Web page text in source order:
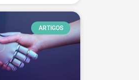
ARTIGOS